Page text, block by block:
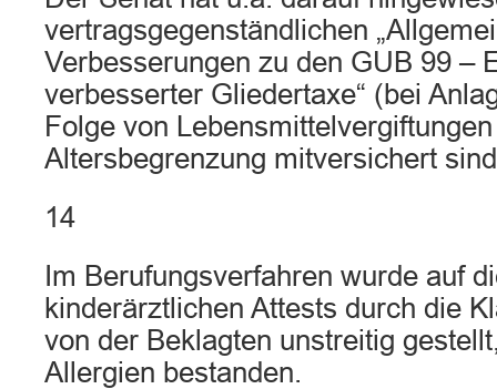
vertragsgegenständlichen
Verbesserungen zu den GUB 99 –
verbesserter Gliedertaxe“ (bei
Folge von
Altersbegrenzung mitversichert
14
Im Berufungsverfahren wurde auf
kinderärztlichen Attests durch die
von der Beklagten unstreitig
Allergien bestanden.